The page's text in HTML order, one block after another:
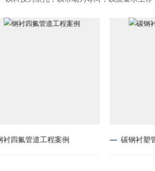
衬四氟管道工程案例 碳钢衬塑